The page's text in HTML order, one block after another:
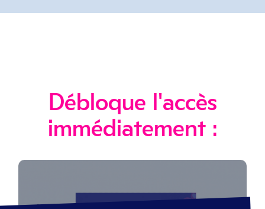
Débloque l'accès
immédiatement :